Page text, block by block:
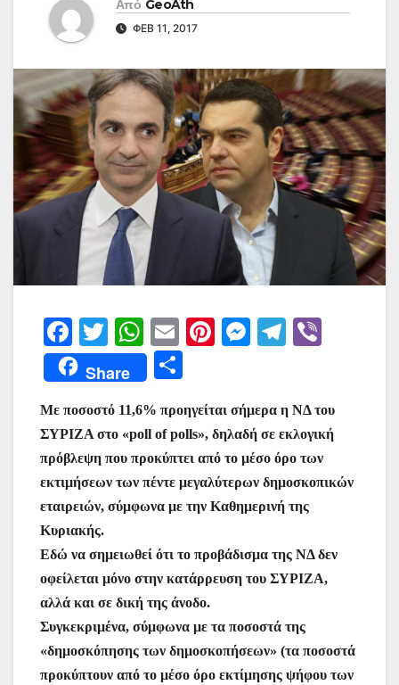
Από GeoAth
ΦΕΒ 11, 2017
F
a
c
e
b
o
o
k
T
w
itt
er
W
h
at
s
A
p
p
E
m
ai
l
Pi
e
st
M
s
e
n
g
T
gr
a
m
Share
ρ
α
σ
τε
ε
Με ποσοστό 11,6% προηγείται σήμερα η ΝΔ του
ΣΥΡΙΖΑ στο «poll of polls», δηλαδή σε εκλογική
πρόβλεψη που προκύπτει από το μέσο όρο των
εκτιμήσεων των πέντε μεγαλύτερων δημοσκοπικών
εταιρειών, σύμφωνα με την Καθημερινή της
Κυριακής.
Εδώ να σημειωθεί ότι το προβάδισμα της ΝΔ δεν
οφείλεται μόνο στην κατάρρευση του ΣΥΡΙΖΑ,
αλλά και σε δική της άνοδο.
Συγκεκριμένα, σύμφωνα με τα ποσοστά της
«δημοσκόπησης των δημοσκοπήσεων» (τα ποσοστά
προκύπτουν από το μέσο όρο εκτίμησης ψήφου των